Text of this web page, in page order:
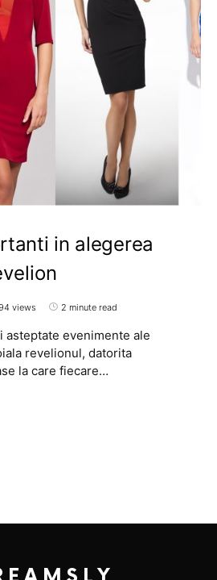
in alegerea
views 2 minute read
asteptate evenimente ale
revelionul, datorita
la care fiecare…